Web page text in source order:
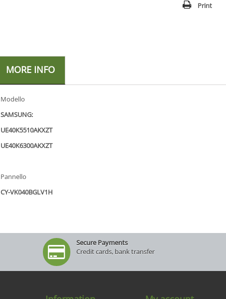
Print
MORE INFO
Modello
SAMSUNG:
UE40K5510AKXZT
UE40K6300AKXZT
Pannello
CY-VK040BGLV1H
Secure Payments
Credit cards, bank transfer